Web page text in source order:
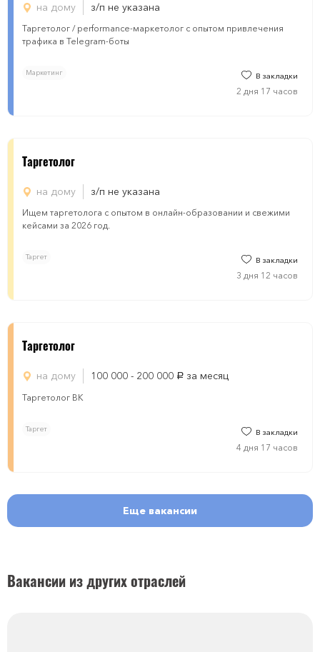
на дому з/п не указана
Таргетолог / performance-маркетолог с опытом привлечения
трафика в Telegram-боты
Маркетинг В закладки
2 дня 17 часов
Таргетолог
на дому з/п не указана
Ищем таргетолога с опытом в онлайн-образовании и свежими
кейсами за 2026 год.
Таргет В закладки
3 дня 12 часов
Таргетолог
на дому 100 000 - 200 000 руб. за месяц
Таргетолог ВК
Таргет В закладки
4 дня 17 часов
Еще вакансии
Вакансии из других отраслей